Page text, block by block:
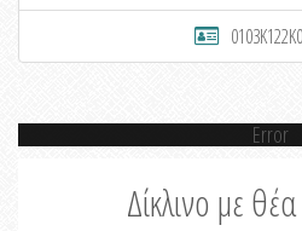
Error
Δίκλινο με